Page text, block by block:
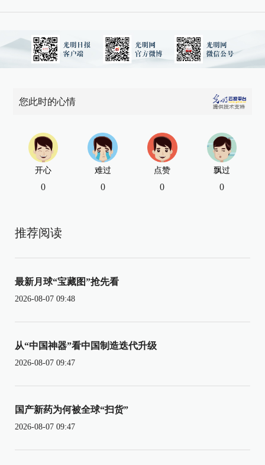
您此时的心情
开心
0
难过
0
点赞
0
飘过
0
推荐阅读
最新月球“宝藏图”抢先看
2026-08-07 09:48
从“中国神器”看中国制造迭代升级
2026-08-07 09:47
国产新药为何被全球“扫货”
2026-08-07 09:47